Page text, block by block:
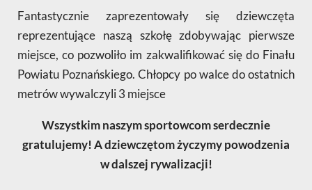
Fantastycznie zaprezentowały się dziewczęta
reprezentujące naszą szkołę zdobywając pierwsze
miejsce, co pozwoliło im zakwalifikować się do Finału
Powiatu Poznańskiego. Chłopcy po walce do ostatnich
metrów wywalczyli 3 miejsce
Wszystkim naszym sportowcom serdecznie
gratulujemy! A dziewczętom życzymy powodzenia
w dalszej rywalizacji!